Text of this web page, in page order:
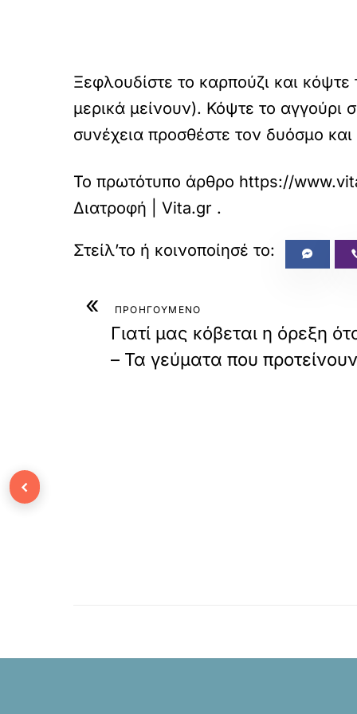
Ξεφλουδίστε το καρπούζι και
μερικά μείνουν). Κόψτε το αγγούρι
συνέχεια προσθέστε τον δυόσμο
Το πρωτότυπο άρθρο https://
Διατροφή | Vita.gr .
« ΠΡΟΗΓΟΥΜΕΝΟ
Γιατί μας κόβεται η όρεξη
– Τα γεύματα που προτείνουν
‹